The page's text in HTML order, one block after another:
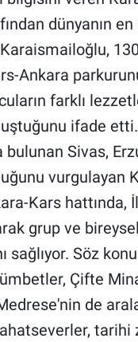
dünyanın
Ankara
farklı
ifade
bulunan Sivas,
vurgulayan
Kars hattında,
grup ve
sağlıyor. Söz
Çifte
de